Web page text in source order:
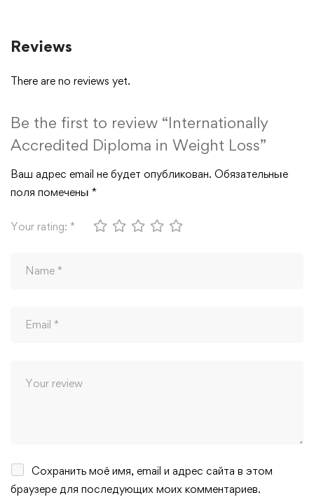
Reviews
There are no reviews yet.
Be the first to review “Internationally
Accredited Diploma in Weight Loss”
Ваш адрес email не будет опубликован. Обязательные
поля помечены *
Your rating: *
Сохранить моё имя, email и адрес сайта в этом
браузере для последующих моих комментариев.